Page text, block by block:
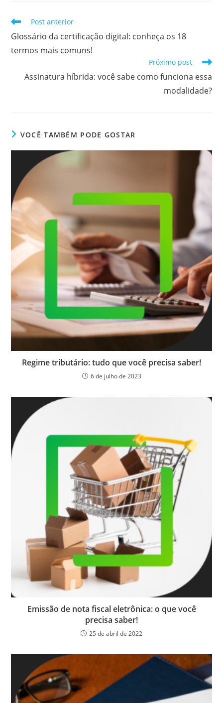
Leia
mais
artigos
Post anterior
Glossário da certificação digital: conheça os 18
termos mais comuns!
Próximo post
Assinatura híbrida: você sabe como funciona essa
modalidade?
VOCÊ TAMBÉM PODE GOSTAR
Regime tributário: tudo que você precisa saber!
6 de julho de 2023
Emissão de nota fiscal eletrônica: o que você
precisa saber!
25 de abril de 2022